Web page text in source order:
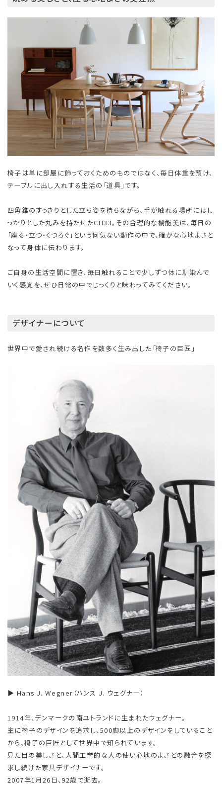
椅子は単に部屋に飾っておくためのものではなく、毎日体重を預け、
テーブルに出し入れする生活の「道具」です。
四角錐のすっきりとした立ち姿を持ちながら、手が触れる場所にはし
っかりとした丸みを持たせたCH33。その合理的な機能美は、毎日の
「座る・立つ・くつろぐ」という何気ない動作の中で、確かな心地よさと
なって身体に伝わります。
ご自身の生活空間に置き、毎日触れることで少しずつ体に馴染んで
いく感覚を、ぜひ日常の中でじっくりと味わってみてください。
デザイナーについて
世界中で愛され続ける名作を数多く生み出した「椅子の巨匠」
▶ Hans J. Wegner（ハンス J. ウェグナー）
1914年、デンマークの南ユトランドに生まれたウェグナー。
主に椅子のデザインを追求し、500脚以上のデザインをしていること
から、椅子の巨匠として世界中で知られています。
見た目の美しさと、人間工学的な人の使い心地のよさとの融合を探
求し続けた家具デザイナーです。
2007年1月26日、92歳で逝去。